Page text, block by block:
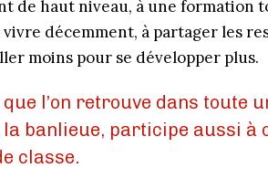
de haut niveau, à une formation
décemment, à partager les
moins pour se développer plus.
l’on retrouve dans toute
banlieue, participe aussi à
classe.